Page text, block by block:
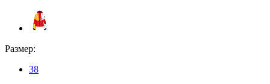
Размер:
38